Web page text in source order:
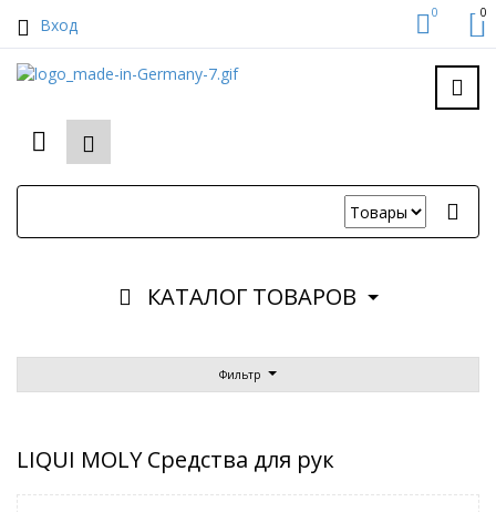
Вход
0 0
КАТАЛОГ ТОВАРОВ
Фильтр
LIQUI MOLY Средства для рук